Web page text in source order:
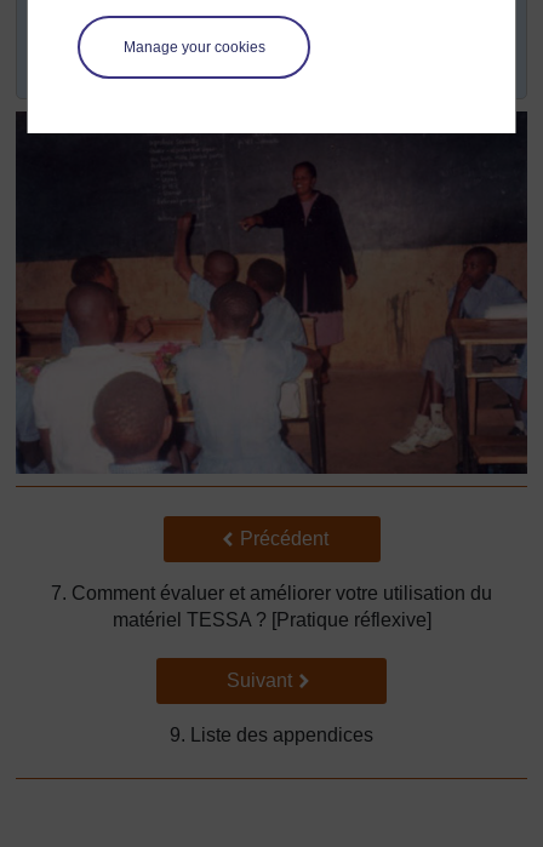
Manage your cookies
Province. Elle a aussi diffusé TESSA directement auprès
des écoles situées dans l'environnement immédiat des
trois campus de l’Université.
Précédent
Précédent
7. Comment évaluer et améliorer votre utilisation du
matériel TESSA ? [Pratique réflexive]
Suivant
Suivant
9. Liste des appendices